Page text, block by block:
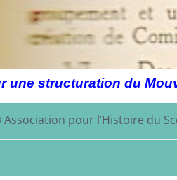
une structuration du
Association pour l’Histoire du